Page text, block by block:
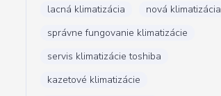
lacná klimatizácia
nová klimatizácia
správne fungovanie klimatizácie
servis klimatizácie toshiba
kazetové klimatizácie